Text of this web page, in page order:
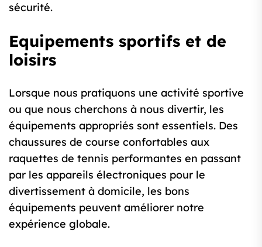
sécurité.
Equipements sportifs et de
loisirs
Lorsque nous pratiquons une activité sportive
ou que nous cherchons à nous divertir, les
équipements appropriés sont essentiels. Des
chaussures de course confortables aux
raquettes de tennis performantes en passant
par les appareils électroniques pour le
divertissement à domicile, les bons
équipements peuvent améliorer notre
expérience globale.